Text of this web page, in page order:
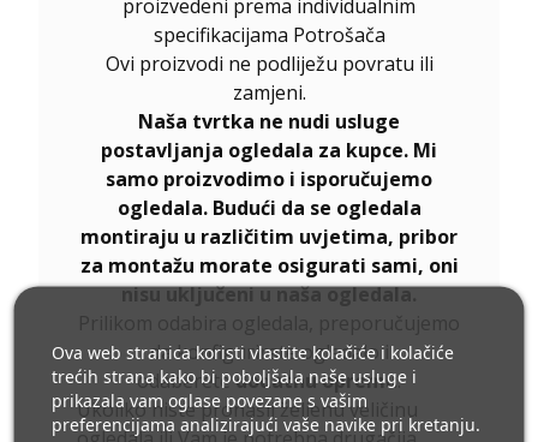
proizvedeni prema individualnim
specifikacijama Potrošača
Ovi proizvodi ne podliježu povratu ili
zamjeni.
Naša tvrtka ne nudi usluge
postavljanja ogledala za kupce. Mi
samo proizvodimo i isporučujemo
ogledala. Budući da se ogledala
montiraju u različitim uvjetima, pribor
za montažu morate osigurati sami, oni
nisu uključeni u naša ogledala.
da konfigurirate ogledalo i
odaberetedodatnu opremu.
Ukoliko niste pronašli željenu veličinu
Ova web stranica koristi vlastite kolačiće i kolačiće
trećih strana kako bi poboljšala naše usluge i
prikazala vam oglase povezane s vašim
preferencijama analizirajući vaše navike pri kretanju.